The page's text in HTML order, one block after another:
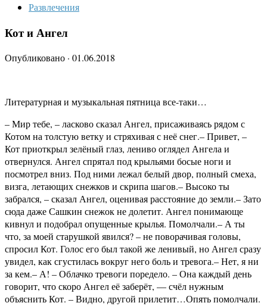
Развлечения
Кот и Ангел
Опубликовано · 01.06.2018
Литературная и музыкальная пятница все-таки…
– Мир тебе, – ласково сказал Ангел, присаживаясь рядом с
Котом на толстую ветку и стряхивая с неё снег.– Привет, –
Кот приоткрыл зелёный глаз, лениво оглядел Ангела и
отвернулся. Ангел спрятал под крыльями босые ноги и
посмотрел вниз. Под ними лежал белый двор, полный смеха,
визга, летающих снежков и скрипа шагов.– Высоко ты
забрался, – сказал Ангел, оценивая расстояние до земли.– Зато
сюда даже Сашкин снежок не долетит. Ангел понимающе
кивнул и подобрал опущенные крылья. Помолчали.– А ты
что, за моей старушкой явился? – не поворачивая головы,
спросил Кот. Голос его был такой же ленивый, но Ангел сразу
увидел, как сгустилась вокруг него боль и тревога.– Нет, я ни
за кем.– А! – Облачко тревоги поредело. – Она каждый день
говорит, что скоро Ангел её заберёт, — счёл нужным
объяснить Кот. – Видно, другой прилетит…Опять помолчали.